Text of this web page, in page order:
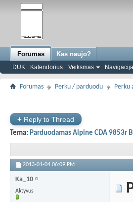
Forumas
DUK Kalendorius Veiksmas Navigacija
Kas naujo?
Forumas Perku / parduodu Perku
+ Reply to Thread
Tema: Parduodamas Alpine CDA 9853r
2013-01-04 06:09 PM
Ka_10
Aktyvus